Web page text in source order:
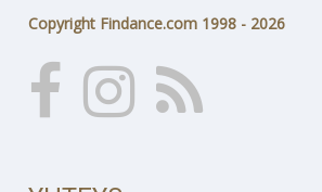
Copyright Findance.com 1998 - 2026